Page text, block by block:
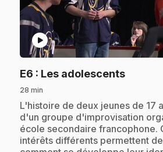
play_circle
E6 : Les adolescents.
28 min
.L'histoire de deux jeunes de 17
d'un groupe d'improvisation
école secondaire francophone.
intérêts différents permettent